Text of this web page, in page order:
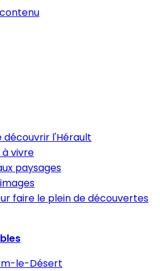
découvrir l'Hérault
à vivre
paysages
faire le plein de découvertes
le-Désert